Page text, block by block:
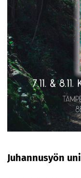
Juhannusyön uni